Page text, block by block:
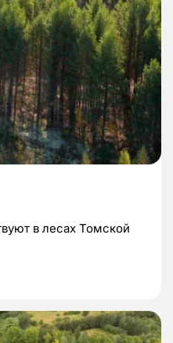
в лесах Томской